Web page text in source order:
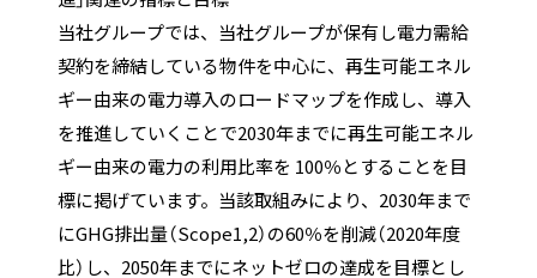
当社グループでは、当社グループが保有し電力需給
契約を締結している物件を中心に、再生可能エネル
ギー由来の電力導入のロードマップを作成し、導入
を推進していくことで2030年までに再生可能エネル
ギー由来の電力の利用比率を 100％とすることを目
標に掲げています。当該取組みにより、2030年まで
にGHG排出量（Scope1,2）の60％を削減（2020年度
比）し、2050年までにネットゼロの達成を目標とし